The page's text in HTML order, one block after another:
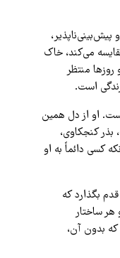
می‌کند، خاک
منتظر
است.
او از دل همین
کنجکاوی،
کسی دائماً به او
بگذارد که
ساختار
بدون آن،